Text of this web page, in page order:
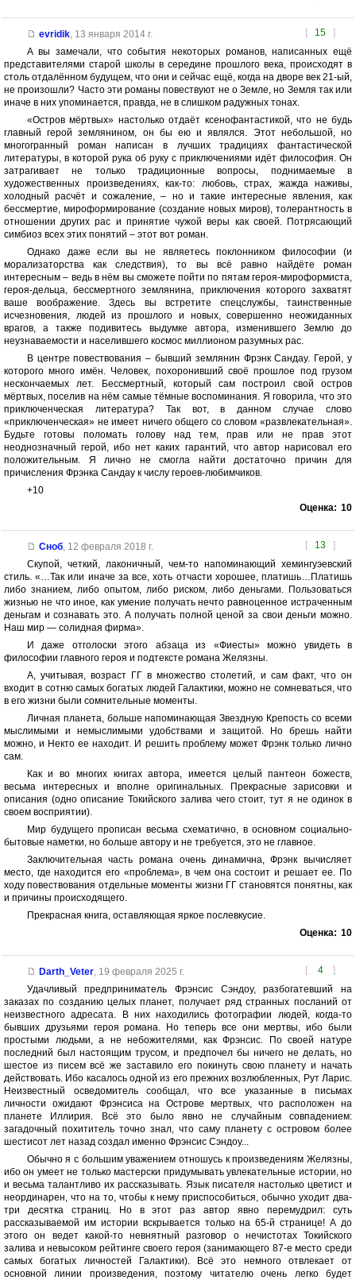
[ 15 ]
evridik, 13 января 2014 г.
А вы замечали, что события некоторых романов, написанных ещё
представителями старой школы в середине прошлого века, происходят в
столь отдалённом будущем, что они и сейчас ещё, когда на дворе век 21-ый,
не произошли? Часто эти романы повествуют не о Земле, но Земля так или
иначе в них упоминается, правда, не в слишком радужных тонах.
«Остров мёртвых» настолько отдаёт ксенофантастикой, что не будь
главный герой землянином, он бы ею и являлся. Этот небольшой, но
многогранный роман написан в лучших традициях фантастической
литературы, в которой рука об руку с приключениями идёт философия. Он
затрагивает не только традиционные вопросы, поднимаемые в
художественных произведениях, как-то: любовь, страх, жажда наживы,
холодный расчёт и сожаление, – но и такие интересные явления, как
бессмертие, мироформирование (создание новых миров), толерантность в
отношении других рас и принятие чужой веры как своей. Потрясающий
симбиоз всех этих понятий – этот вот роман.
Однако даже если вы не являетесь поклонником философии (и
морализаторства как следствия), то вы всё равно найдёте роман
интересным – ведь в нём вы сможете пойти по пятам героя-мироформиста,
героя-дельца, бессмертного землянина, приключения которого захватят
ваше воображение. Здесь вы встретите спецслужбы, таинственные
исчезновения, людей из прошлого и новых, совершенно неожиданных
врагов, а также подивитесь выдумке автора, изменившего Землю до
неузнаваемости и населившего космос миллионом разумных рас.
В центре повествования – бывший землянин Фрэнк Сандау. Герой, у
которого много имён. Человек, похоронивший своё прошлое под грузом
нескончаемых лет. Бессмертный, который сам построил свой остров
мёртвых, поселив на нём самые тёмные воспоминания. Я говорила, что это
приключенческая литература? Так вот, в данном случае слово
«приключенческая» не имеет ничего общего со словом «развлекательная».
Будьте готовы поломать голову над тем, прав или не прав этот
неоднозначный герой, ибо нет каких гарантий, что автор нарисовал его
положительным. Я лично не смогла найти достаточно причин для
причисления Фрэнка Сандау к числу героев-любимчиков.
+10
Оценка: 10
[ 13 ]
Сноб, 12 февраля 2018 г.
Скупой, четкий, лаконичный, чем-то напоминающий хемингуэевский
стиль. «…Так или иначе за все, хоть отчасти хорошее, платишь…Платишь
либо знанием, либо опытом, либо риском, либо деньгами. Пользоваться
жизнью не что иное, как умение получать нечто равноценное истраченным
деньгам и сознавать это. А получать полной ценой за свои деньги можно.
Наш мир — солидная фирма».
И даже отголоски этого абзаца из «Фиесты» можно увидеть в
философии главного героя и подтексте романа Желязны.
А, учитывая, возраст ГГ в множество столетий, и сам факт, что он
входит в сотню самых богатых людей Галактики, можно не сомневаться, что
в его жизни были сомнительные моменты.
Личная планета, больше напоминающая Звездную Крепость со всеми
мыслимыми и немыслимыми удобствами и защитой. Но брешь найти
можно, и Некто ее находит. И решить проблему может Фрэнк только лично
сам.
Как и во многих книгах автора, имеется целый пантеон божеств,
весьма интересных и вполне оригинальных. Прекрасные зарисовки и
описания (одно описание Токийского залива чего стоит, тут я не одинок в
своем восприятии).
Мир будущего прописан весьма схематично, в основном социально-
бытовые наметки, но больше автору и не требуется, это не главное.
Заключительная часть романа очень динамична, Фрэнк вычисляет
место, где находится его «проблема», в чем она состоит и решает ее. По
ходу повествования отдельные моменты жизни ГГ становятся понятны, как
и причины происходящего.
Прекрасная книга, оставляющая яркое послевкусие.
Оценка: 10
[ 4 ]
Darth_Veter, 19 февраля 2025 г.
Удачливый предприниматель Фрэнсис Сэндоу, разбогатевший на
заказах по созданию целых планет, получает ряд странных посланий от
неизвестного адресата. В них находились фотографии людей, когда-то
бывших друзьями героя романа. Но теперь все они мертвы, ибо были
простыми людьми, а не небожителями, как Фрэнсис. По своей натуре
последний был настоящим трусом, и предпочел бы ничего не делать, но
шестое из писем всё же заставило его покинуть свою планету и начать
действовать. Ибо касалось одной из его прежних возлюбленных, Рут Ларис.
Неизвестный осведомитель сообщал, что все указанные в письмах
личности ожидают Фрэнсиса на Острове мертвых, что расположен на
планете Иллирия. Всё это было явно не случайным совпадением:
загадочный похититель точно знал, что саму планету с островом более
шестисот лет назад создал именно Фрэнсис Сэндоу...
Обычно я с большим уважением отношусь к произведениям Желязны,
ибо он умеет не только мастерски придумывать увлекательные истории, но
и весьма талантливо их рассказывать. Язык писателя настолько цветист и
неординарен, что на то, чтобы к нему приспособиться, обычно уходит два-
три десятка страниц. Но в этот раз автор явно перемудрил: суть
рассказываемой им истории вскрывается только на 65-й странице! А до
этого он ведет какой-то невнятный разговор о нечистотах Токийского
залива и невысоком рейтинге своего героя (занимающего 87-е место среди
самых богатых личностей Галактики). Всё это немного отвлекает от
основной линии произведения, поэтому читателю очень легко будет